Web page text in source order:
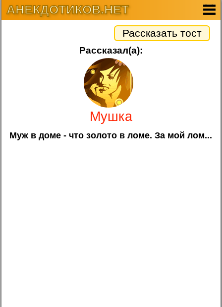
АНЕКДОТИКОВ.НЕТ
Рассказать тост
Рассказал(а):
Мушка
Муж в доме - что золото в ломе. За мой лом...